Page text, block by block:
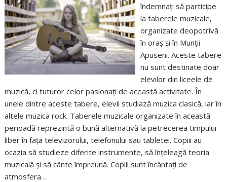
îndemnați să participe
la taberele muzicale,
organizate deopotrivă
în oraș și în Munții
Apuseni. Aceste tabere
nu sunt destinate doar
elevilor din liceele de
muzică, ci tuturor celor pasionați de această activitate. În
unele dintre aceste tabere, elevii studiază muzica clasică, iar în
altele muzica rock. Taberele muzicale organizate în această
perioadă reprezintă o bună alternativă la petrecerea timpului
liber în fața televizorului, telefonului sau tabletei. Copiii au
ocazia să studieze diferite instrumente, să înțeleagă teoria
muzicală și să cânte împreună. Copiii sunt încântați de
atmosfera…